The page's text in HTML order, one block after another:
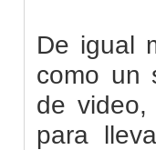
De igual
como un
de video,
para